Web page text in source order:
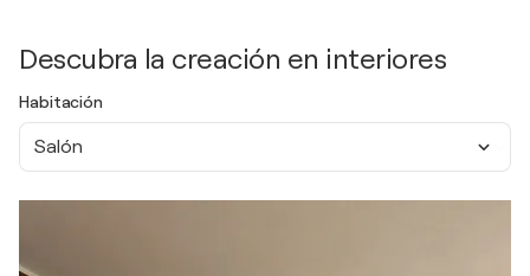
Descubra la creación en interiores
Habitación
Salón